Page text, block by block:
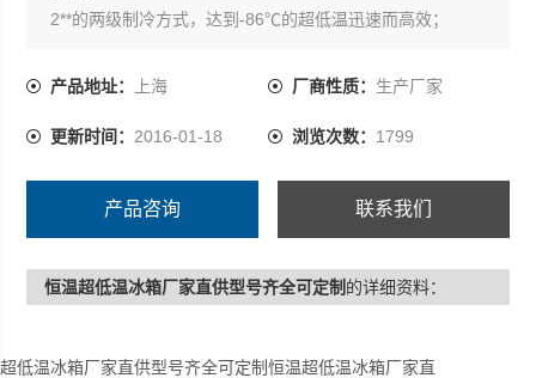
2**的两级制冷方式，达到-86℃的超低温迅速而高效；
4 具有*的声光报警系统；
6.配备固定杆，方便滴定管，传感器等其它配套装置的放置
产品地址： 上海 厂商性质： 生产厂家
更新时间： 2016-01-18 浏览次数： 1799
产品咨询 联系我们
恒温超低温冰箱厂家直供型号齐全可定制 的详细资料：
低温冰箱厂家直供型号齐全可定制恒温超低温冰箱厂家直